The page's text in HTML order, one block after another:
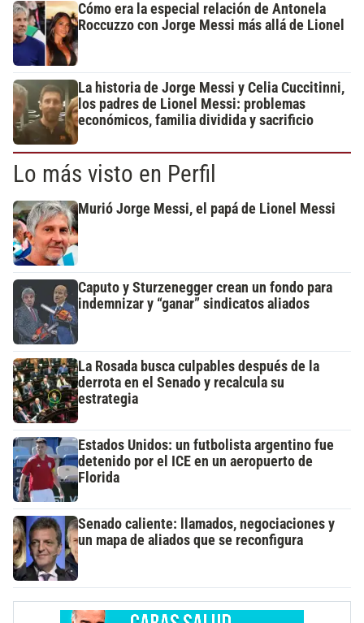
Cómo era la especial relación de Antonela
Roccuzzo con Jorge Messi más allá de Lionel
La historia de Jorge Messi y Celia Cuccitinni,
los padres de Lionel Messi: problemas
económicos, familia dividida y sacrificio
Lo más visto en Perfil
Murió Jorge Messi, el papá de Lionel Messi
Caputo y Sturzenegger crean un fondo para
indemnizar y “ganar” sindicatos aliados
La Rosada busca culpables después de la
derrota en el Senado y recalcula su
estrategia
Estados Unidos: un futbolista argentino fue
detenido por el ICE en un aeropuerto de
Florida
Senado caliente: llamados, negociaciones y
un mapa de aliados que se reconfigura